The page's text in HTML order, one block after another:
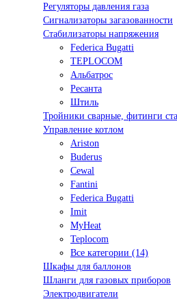
Регуляторы давления газа
Сигнализаторы загазованности
Стабилизаторы напряжения
Federica Bugatti
TEPLOCOM
Альбатрос
Ресанта
Штиль
Тройники сварные, фитинги
Управление котлом
Ariston
Buderus
Cewal
Fantini
Federica Bugatti
Imit
MyHeat
Teplocom
Все категории (14)
Шкафы для баллонов
Шланги для газовых приборов
Электродвигатели